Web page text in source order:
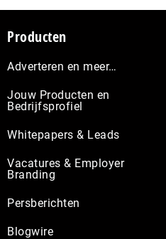
Producten
Adverteren en meer…
Jouw Producten en
Bedrijfsprofiel
Whitepapers & Leads
Vacatures & Employer
Branding
Persberichten
Blogwire